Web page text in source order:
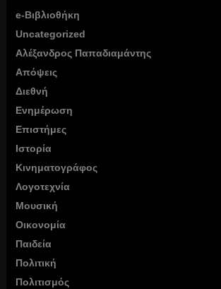
e-Βιβλιοθήκη
Uncategorized
Αλέξανδρος Παπαδιαμάντης
Απόψεις
Διεθνή
Ενημέρωση
Επιστήμες
Ιστορία
Κινηματογράφος
Λογοτεχνία
Μουσική
Οικονομία
Παιδεία
Πολιτική
Πολιτισμός